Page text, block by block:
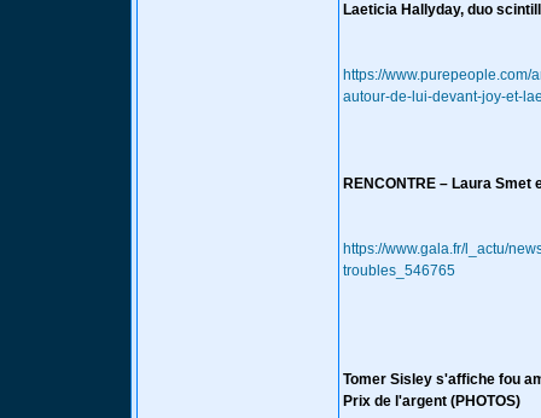
Laeticia Hallyday, duo
https://
autour-de-lui-devant-joy-et-
RENCONTRE – Laura
https://www.gala.fr/l_actu/
troubles_546765
Tomer Sisley s'affiche fou
Prix de l'argent (PHOTOS)